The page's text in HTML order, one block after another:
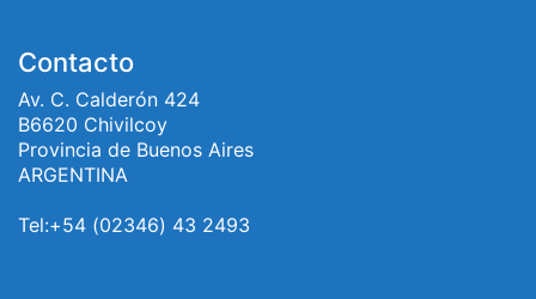
Contacto
Av. C. Calderón 424
B6620 Chivilcoy
Provincia de Buenos Aires
ARGENTINA
Tel:+54 (02346) 43 2493